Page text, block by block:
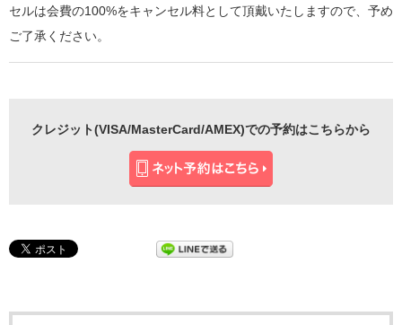
セルは会費の100%をキャンセル料として頂戴いたしますので、予め
ご了承ください。
クレジット(VISA/MasterCard/AMEX)での予約はこちらから